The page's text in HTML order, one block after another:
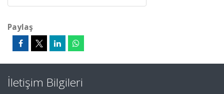
Paylaş
İletişim Bilgileri